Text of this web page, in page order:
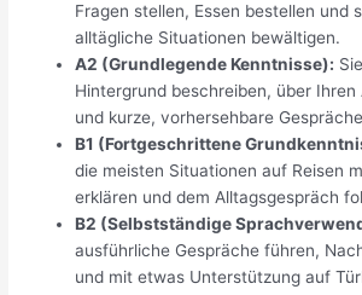
Fragen stellen, Essen bestellen und
alltägliche Situationen bewältigen.
A2 (Grundlegende Kenntnisse):
Hintergrund beschreiben, über Ihren
und kurze, vorhersehbare
B1 (Fortgeschrittene
die meisten Situationen auf Reisen
erklären und dem Alltagsgespräch
B2 (Selbstständige
ausführliche Gespräche führen,
und mit etwas Unterstützung auf